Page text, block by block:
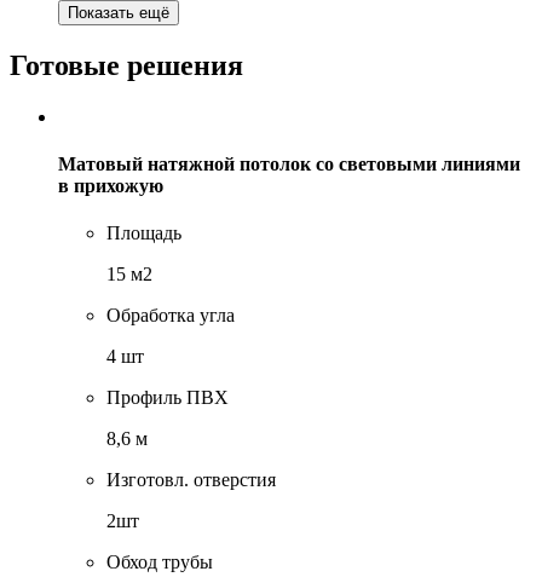
Показать ещё
Готовые решения
Матовый натяжной потолок со световыми линиями
в прихожую
Площадь
15 м2
Обработка угла
4 шт
Профиль ПВХ
8,6 м
Изготовл. отверстия
2шт
Обход трубы